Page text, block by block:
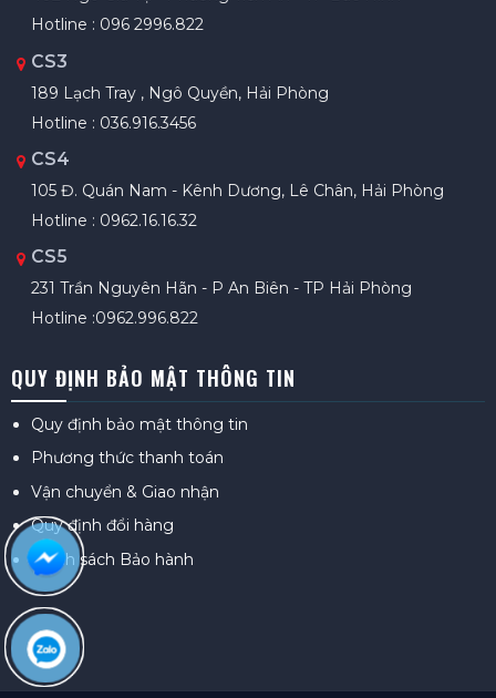
Hotline : 096 2996.822
CS3
189 Lạch Tray , Ngô Quyền, Hải Phòng
Hotline : 036.916.3456
CS4
105 Đ. Quán Nam - Kênh Dương, Lê Chân, Hải Phòng
Hotline : 0962.16.16.32
CS5
231 Trần Nguyên Hãn - P An Biên - TP Hải Phòng
Hotline :0962.996.822
QUY ĐỊNH BẢO MẬT THÔNG TIN
Quy định bảo mật thông tin
Phương thức thanh toán
Vận chuyển & Giao nhận
Quy định đổi hàng
Chính sách Bảo hành